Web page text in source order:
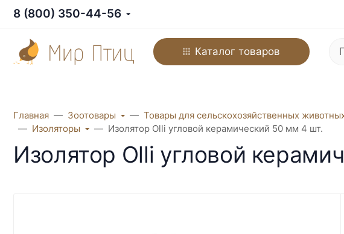
8 (800) 350-44-56
Каталог товаров
Главная Зоотовары Товары для сельскохозяйственных
Изоляторы
Изолятор Olli угловой керамический 50 мм 4 шт.
Изолятор Olli угловой